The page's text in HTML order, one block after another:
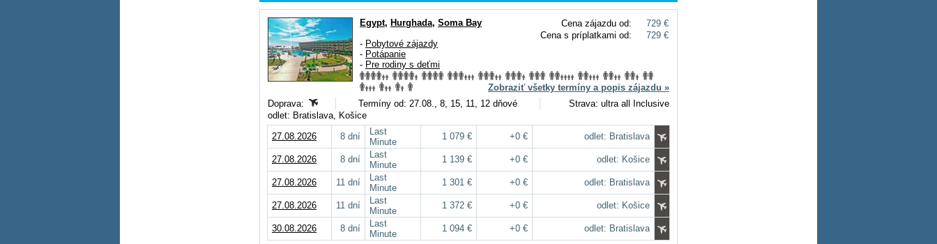
Cena zájazdu od:
729 €
Cena s príplatkami od:
729 €
Egypt, Hurghada, Soma Bay
- Pobytové zájazdy
- Potápanie
- Pre rodiny s deťmi
Zobraziť všetky termíny a popis zájazdu »
Doprava:
Termíny od: 27.08., 8, 15, 11, 12 dňové
Strava: ultra all Inclusive
odlet: Bratislava, Košice
27.08.2026
8 dní
Last
Minute
1 079 € +0 € odlet: Bratislava
27.08.2026 8 dní
Last
Minute
1 139 € +0 € odlet: Košice
27.08.2026 11 dní
Last
Minute
1 301 € +0 € odlet: Bratislava
27.08.2026 11 dní
Last
Minute
1 372 € +0 € odlet: Košice
30.08.2026 8 dní
Last
Minute
1 094 € +0 €
odlet: Bratislava